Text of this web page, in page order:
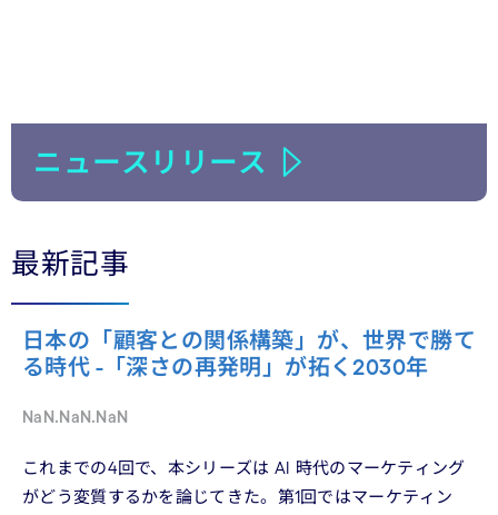
ニュースリリース
最新記事
日本の「顧客との関係構築」が、世界で勝て
る時代 -「深さの再発明」が拓く2030年
NaN.NaN.NaN
これまでの4回で、本シリーズは AI 時代のマーケティング
がどう変質するかを論じてきた。第1回ではマーケティン